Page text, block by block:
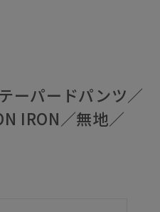
ーパードパンツ／
IRON／無地／